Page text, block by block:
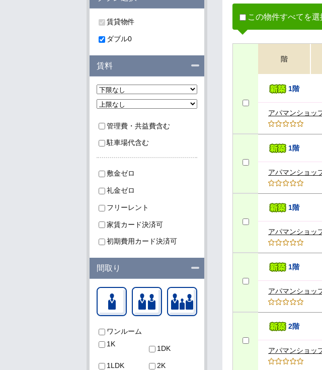
この物件すべてを選
階
1階
アパマンショッ
1階
アパマンショッ
1階
アパマンショッ
1階
アパマンショッ
2階
アパマンショッ
賃貸物件
ダブル0
賃料
管理費・共益費含む
駐車場代含む
敷金ゼロ
礼金ゼロ
フリーレント
家賃カード決済可
初期費用カード決済可
間取り
一人暮らし 二人暮らし
ワンルーム
1K
1DK
1LDK 2K